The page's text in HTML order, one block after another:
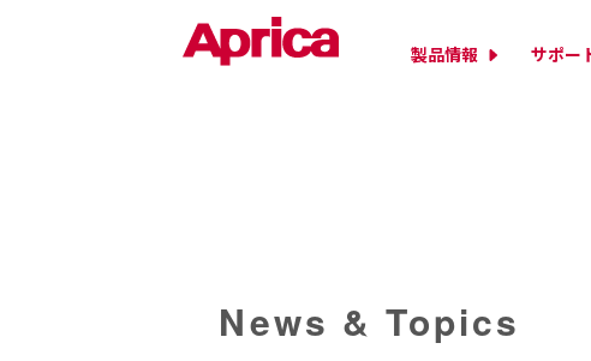
製品情報 サポー
News & Topics